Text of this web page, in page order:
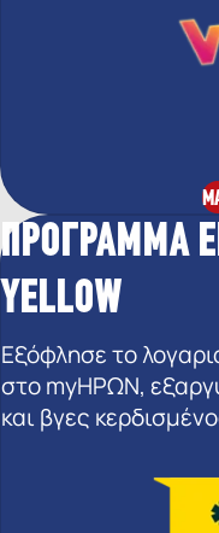
ΠΡΟΓΡΑΜΜΑ
YELLOW
Εξόφλησε το
στο myΗΡΩΝ,
και βγες